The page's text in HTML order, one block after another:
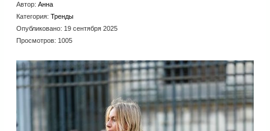
Автор: Анна
Категория: Тренды
Опубликовано: 19 сентября 2025
Просмотров: 1005